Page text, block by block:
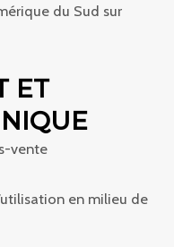
du Sud sur
ET
vente
en milieu de